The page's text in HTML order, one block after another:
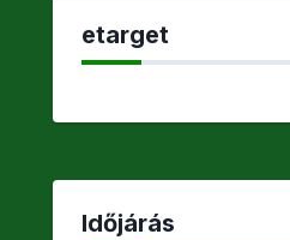
etarget
Időjárás